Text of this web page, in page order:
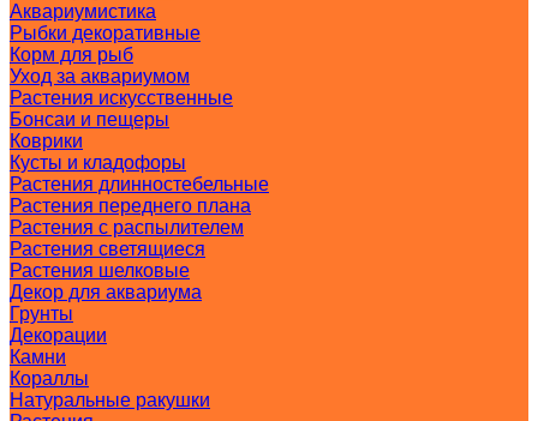
Аквариумистика
Рыбки декоративные
Корм для рыб
Уход за аквариумом
Растения искусственные
Бонсаи и пещеры
Коврики
Кусты и кладофоры
Растения длинностебельные
Растения переднего плана
Растения с распылителем
Растения светящиеся
Растения шелковые
Декор для аквариума
Грунты
Декорации
Камни
Кораллы
Натуральные ракушки